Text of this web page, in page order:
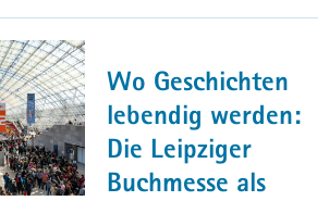
Wo Geschichten
lebendig werden:
Die Leipziger
Buchmesse als